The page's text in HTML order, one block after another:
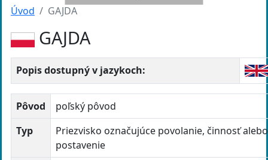
Úvod GAJDA
GAJDA
Popis dostupný v jazykoch:
Pôvod
poľský pôvod
Typ
Priezvisko označujúce povolanie, činnosť
postavenie